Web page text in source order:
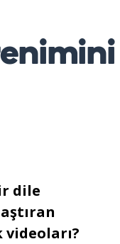
dile
videoları?